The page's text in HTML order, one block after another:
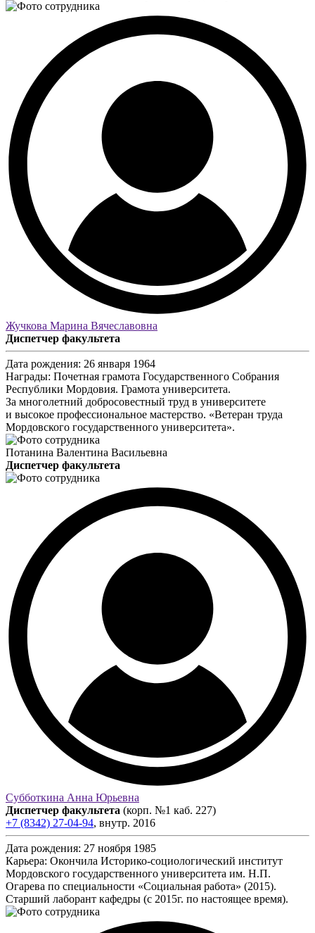
Жучкова Марина Вячеславовна
Диспетчер факультета
Дата рождения: 26 января 1964
Награды: Почетная грамота Государственного Собрания
Республики Мордовия. Грамота университета.
За многолетний добросовестный труд в университете
и высокое профессиональное мастерство. «Ветеран труда
Мордовского государственного университета».
Потанина Валентина Васильевна
Диспетчер факультета
Субботкина Анна Юрьевна
Диспетчер факультета (корп. №1 каб. 227)
+7 (8342) 27-04-94, внутр. 2016
Дата рождения: 27 ноября 1985
Карьера: Окончила Историко-социологический институт
Мордовского государственного университета им. Н.П.
Огарева по специальности «Социальная работа» (2015).
Старший лаборант кафедры (с 2015г. по настоящее время).